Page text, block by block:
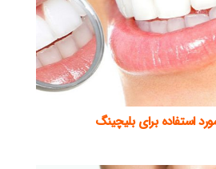
استفاده برای بلیچینگ